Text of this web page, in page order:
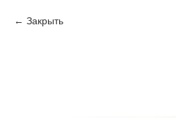
Закрыть